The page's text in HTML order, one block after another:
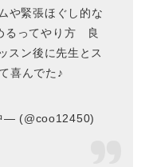
や緊張ほぐし的な
るってやり方 良
スン後に先生とス
喜んでた♪
— (@coo12450)